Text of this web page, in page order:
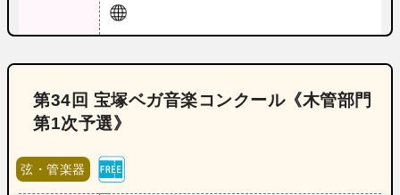
第34回 宝塚ベガ音楽コンクール《木管部門
第1次予選》
弦・管楽器